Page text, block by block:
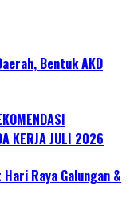
Bentuk AKD
KERJA JULI 2026
Raya Galungan &